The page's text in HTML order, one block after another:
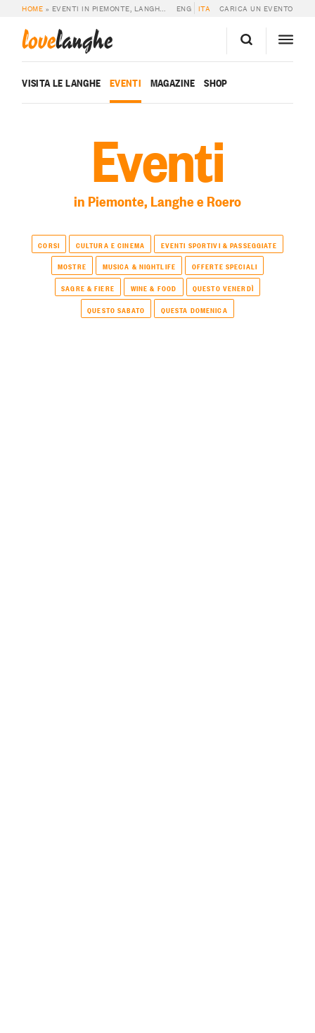
HOME » EVENTI IN PIEMONTE, LANGHE E ROERO ENG ITA CARICA UN EVENTO
lovelanghe
VISITA LE LANGHE EVENTI MAGAZINE SHOP
Eventi
in Piemonte, Langhe e Roero
CORSI CULTURA E CINEMA
EVENTI SPORTIVI & PASSEGGIATE
MOSTRE
MUSICA & NIGHTLIFE
OFFERTE SPECIALI
SAGRE & FIERE
WINE & FOOD
QUESTO VENERDÌ
QUESTO SABATO
QUESTA DOMENICA